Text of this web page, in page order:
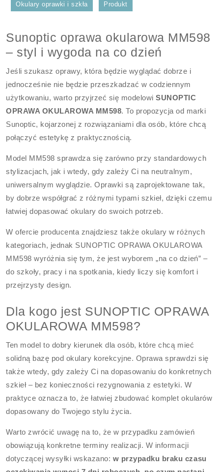
Okulary oprawki i szkła Produkt
Sunoptic oprawa okularowa MM598
– styl i wygoda na co dzień
Jeśli szukasz oprawy, która będzie wyglądać dobrze i
jednocześnie nie będzie przeszkadzać w codziennym
użytkowaniu, warto przyjrzeć się modelowiSUNOPTIC
OPRAWA OKULAROWA MM598. To propozycja od marki
Sunoptic, kojarzonej z rozwiązaniami dla osób, które chcą
połączyć estetykę z praktycznością.
Model MM598 sprawdza się zarówno przy standardowych
stylizacjach, jak i wtedy, gdy zależy Ci na neutralnym,
uniwersalnym wyglądzie. Oprawki są zaprojektowane tak,
by dobrze współgrać z różnymi typami szkieł, dzięki czemu
łatwiej dopasować okulary do swoich potrzeb.
W ofercie producenta znajdziesz także okulary w różnych
kategoriach, jednak SUNOPTIC OPRAWA OKULAROWA
MM598 wyróżnia się tym, że jest wyborem „na co dzień” –
do szkoły, pracy i na spotkania, kiedy liczy się komfort i
przejrzysty design.
Dla kogo jest SUNOPTIC OPRAWA
OKULAROWA MM598?
Ten model to dobry kierunek dla osób, które chcą mieć
solidną bazę pod okulary korekcyjne. Oprawa sprawdzi się
także wtedy, gdy zależy Ci na dopasowaniu do konkretnych
szkieł – bez konieczności rezygnowania z estetyki. W
praktyce oznacza to, że łatwiej zbudować komplet okularów
dopasowany do Twojego stylu życia.
Warto zwrócić uwagę na to, że w przypadku zamówień
obowiązują konkretne terminy realizacji. W informacji
dotyczącej wysyłki wskazano: w przypadku braku czasu